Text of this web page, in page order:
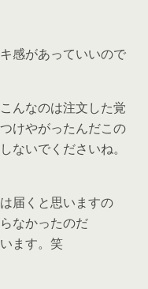
感があっていいので
んなのは注文した覚
けやがったんだこの
ないでくださいね。
届くと思いますの
なかったのだ
ます。笑